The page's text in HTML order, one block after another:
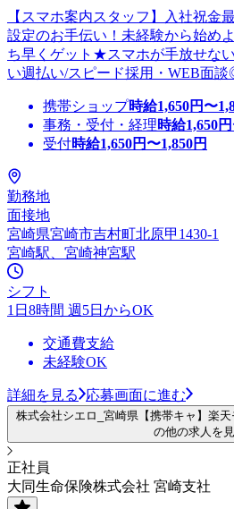
【スマホ案内スタッフ】入社祝金
設定のお手伝い！未経験から始め
ち早くゲット★スマホが手放せな
い週払い/スピード採用・WEB面
携帯ショップ時給1,650円〜
事務・受付・経理時給1,650
受付時給1,650円〜1,850円
勤務地
面接地
宮崎県宮崎市吉村町北原甲1430-1
宮崎駅、宮崎神宮駅
シフト
1日8時間 週5日からOK
交通費支給
未経験OK
詳細を見る 応募画面に進む
株式会社シエロ_宮崎県【携帯キャ】楽
の他の求人を
正社員
大同生命保険株式会社 宮崎支社